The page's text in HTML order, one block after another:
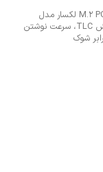
حافظه SSD اینترنال M.2 PCIe Gen3 x4 لکسار مدل
NM620 ظرفیت 2TB با حافظه فلش TLC، سرعت نوشتن